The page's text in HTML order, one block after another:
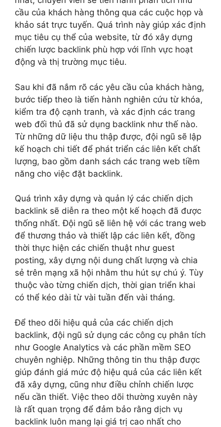
cầu của khách hàng thông qua các cuộc họp và
khảo sát trực tuyến. Quá trình này giúp xác định
mục tiêu cụ thể của website, từ đó xây dựng
chiến lược backlink phù hợp với lĩnh vực hoạt
động và thị trường mục tiêu.
Sau khi đã nắm rõ các yêu cầu của khách hàng,
bước tiếp theo là tiến hành nghiên cứu từ khóa,
kiểm tra độ cạnh tranh, và xác định các trang
web đối thủ đã sử dụng backlink như thế nào.
Từ những dữ liệu thu thập được, đội ngũ sẽ lập
kế hoạch chi tiết để phát triển các liên kết chất
lượng, bao gồm danh sách các trang web tiềm
năng cho việc đặt backlink.
Quá trình xây dựng và quản lý các chiến dịch
backlink sẽ diễn ra theo một kế hoạch đã được
thống nhất. Đội ngũ sẽ liên hệ với các trang web
để thương thảo và thiết lập các liên kết, đồng
thời thực hiện các chiến thuật như guest
posting, xây dựng nội dung chất lượng và chia
sẻ trên mạng xã hội nhằm thu hút sự chú ý. Tùy
thuộc vào từng chiến dịch, thời gian triển khai
có thể kéo dài từ vài tuần đến vài tháng.
Để theo dõi hiệu quả của các chiến dịch
backlink, đội ngũ sử dụng các công cụ phân tích
như Google Analytics và các phần mềm SEO
chuyên nghiệp. Những thông tin thu thập được
giúp đánh giá mức độ hiệu quả của các liên kết
đã xây dựng, cũng như điều chỉnh chiến lược
nếu cần thiết. Việc theo dõi thường xuyên này
là rất quan trọng để đảm bảo rằng dịch vụ
backlink luôn mang lại giá trị cao nhất cho